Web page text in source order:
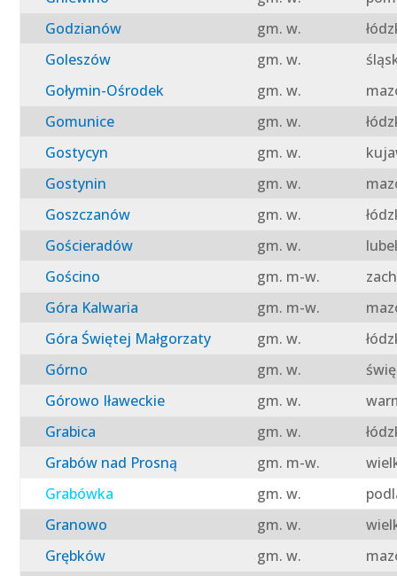
Godzianów
gm. w.
Goleszów
gm. w.
Gołymin-Ośrodek
gm. w.
Gomunice
gm. w.
Gostycyn
gm. w.
Gostynin
gm. w.
Goszczanów
gm. w.
Gościeradów
gm. w.
Gościno
gm. m-w.
Góra Kalwaria
gm. m-w.
Góra Świętej Małgorzaty
gm. w.
Górno
gm. w.
Górowo Iławeckie
gm. w.
Grabica
gm. w.
Grabów nad Prosną
gm. m-w.
Grabówka
gm. w.
Granowo
gm. w.
Grębków
gm. w.